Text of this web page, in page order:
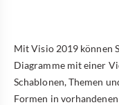
Mit Visio 2019 können
Diagramme mit einer
Schablonen, Themen
Formen in